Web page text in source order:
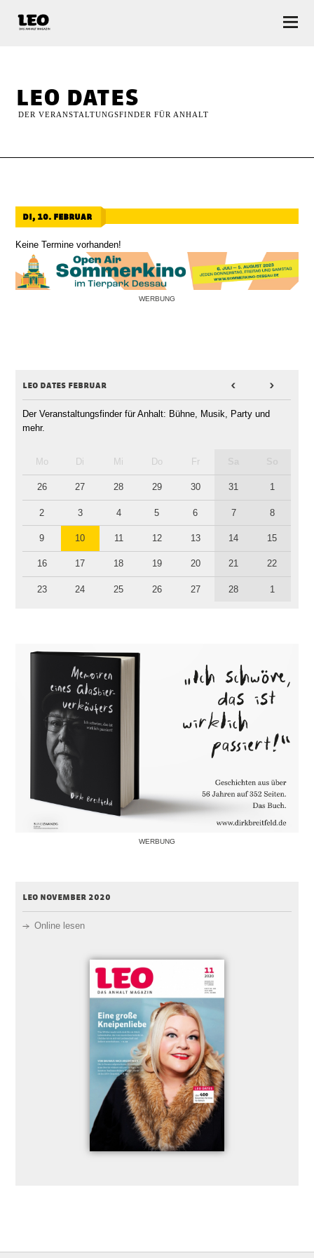
leo dates
DER VERANSTALTUNGSFINDER FÜR ANHALT
di, 10. februar
Keine Termine vorhanden!
WERBUNG
leo dates februar < >
Der Veranstaltungsfinder für Anhalt: Bühne, Musik, Party und
mehr.
Mo Di Mi Do Fr
26 27 28 29 30 31 1
2 3 4 5 6 7 8
9 10 11 12 13 14 15
16 17 18 19 20 21 22
23 24 25 26 27 28 1
WERBUNG
leo november 2020
Online lesen